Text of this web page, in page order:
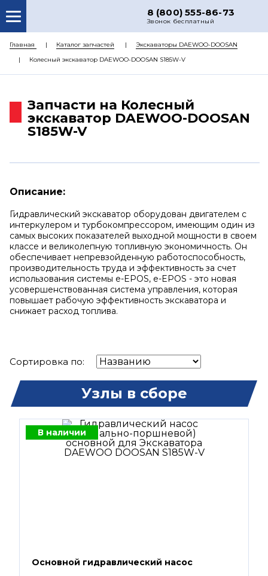
8 (800) 555-86-73
Звонок бесплатный
О НАС
КАТАЛОГ ЗАПЧАСТЕЙ
ДОСТАВКА
Главная Каталог запчастей
Экскаваторы DAEWOO-DOOSAN
Колесный экскаватор DAEWOO-DOOSAN S185W-V
Запчасти на Колесный
экскаватор DAEWOO-DOOSAN
S185W-V
Описание:
Гидравлический экскаватор оборудован двигателем с
интеркулером и турбокомпрессором, имеющим один из
самых высоких показателей выходной мощности в своем
классе и великолепную топливную экономичность. Он
обеспечивает непревзойденную работоспособность,
производительность труда и эффективность за счет
использования системы e-EPOS, e-EPOS - это новая
усовершенствованная система управления, которая
повышает рабочую эффективность экскаватора и
снижает расход топлива.
Сортировка по:
Узлы в сборе
В наличии
Основной гидравлический насос